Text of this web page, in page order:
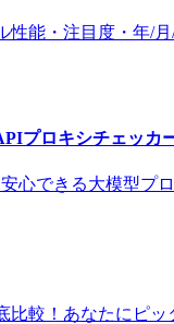
性能・注目度・年/
プロキシチェッカ
心できる大模型プ
比較！あなたにピッ